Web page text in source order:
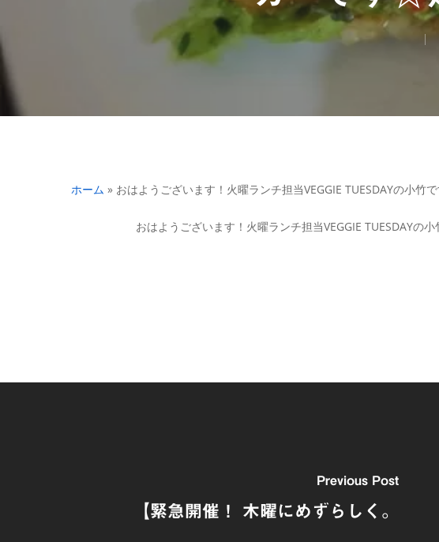
ホーム » おはようございます！火曜ランチ担当VEGGIE TUESDAYの小
おはようございます！火曜ランチ担当VEGGIE TUESDAYの
Previous Post
【緊急開催！ 木曜にめずらしく。